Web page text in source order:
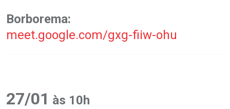
Borborema:
meet.google.com/gxg-fiiw-ohu
27/01 às 10h